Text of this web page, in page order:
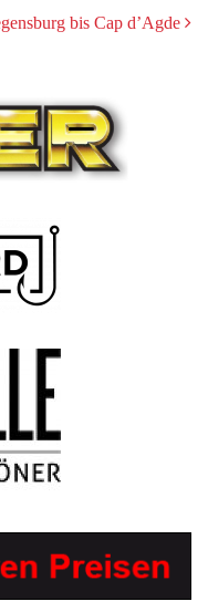
bis Cap d’Agde